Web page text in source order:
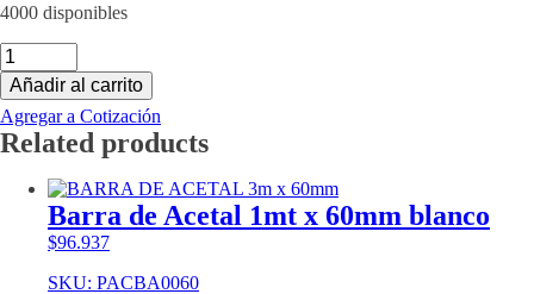
4000 disponibles
Barra
de
nylon
GOLD
1mt
x
amarillo
cantidad
Añadir al carrito
Agregar a Cotización
Related products
Barra de Acetal 1mt x 60mm blanco
$96.937
SKU: PACBA0060